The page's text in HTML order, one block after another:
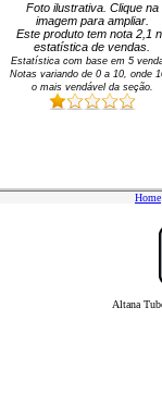
Foto ilustrativa. Clique na
imagem para ampliar.
Este produto tem nota 2,1
estatística de vendas.
Estatística com base em 5
Notas variando de 0a 10, onde
o mais vendável da seção.
Home
Altana